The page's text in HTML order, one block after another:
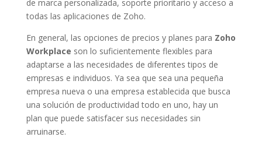
de marca personalizada, soporte prioritario y acceso a
todas las aplicaciones de Zoho.
En general, las opciones de precios y planes para Zoho
Workplace son lo suficientemente flexibles para
adaptarse a las necesidades de diferentes tipos de
empresas e individuos. Ya sea que sea una pequeña
empresa nueva o una empresa establecida que busca
una solución de productividad todo en uno, hay un
plan que puede satisfacer sus necesidades sin
arruinarse.